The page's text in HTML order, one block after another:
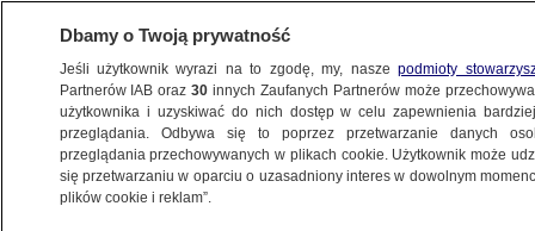
BIZNES
Z KRAJU
Dbamy o Twoją prywatność
Jeśli użytkownik wyrazi na to zgodę, my, naszepodmioty
Partnerów IAB oraz30 innych Zaufanych Partnerów może
użytkownika i uzyskiwać do nich dostęp w celu zapewnienia
przeglądania. Odbywa się to poprzez przetwarzanie danych
przeglądania przechowywanych w plikach cookie. Użytkownik może
się przetwarzaniu w oparciu o uzasadniony interes w dowolnym
plików cookie i reklam”.